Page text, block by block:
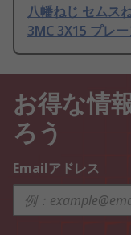
八幡ねじ セムス
3MC 3X15 プレ
お得な情
ろう
Emailアドレス